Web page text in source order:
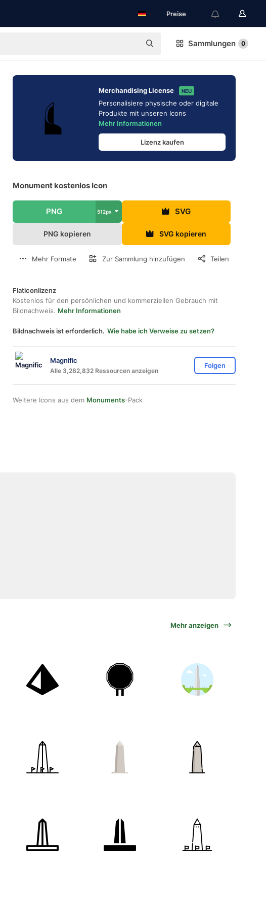
Preise
Sammlungen 0
Merchandising License NEU
Personalisiere physische oder digitale
Produkte mit unseren Icons
Mehr Informationen
Lizenz kaufen
Monument kostenlos Icon
PNG 512px SVG
PNG kopieren SVG kopieren
Mehr Formate Zur Sammlung hinzufügen Teilen
Flaticonlizenz
Kostenlos für den persönlichen und kommerziellen Gebrauch mit
Bildnachweis. Mehr Informationen
Bildnachweis ist erforderlich. Wie habe ich Verweise zu setzen?
Magnific
Alle 3,282,832 Ressourcen anzeigen
Folgen
Weitere Icons aus dem Monuments-Pack
Mehr anzeigen